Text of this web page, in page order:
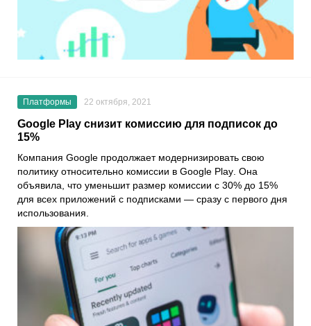
Платформы 22 октября, 2021
Google Play снизит комиссию для подписок до
15%
Компания Google продолжает модернизировать свою
политику относительно комиссии в Google Play . Она
объявила, что уменьшит размер комиссии с 30% до 15%
для всех приложений с подписками — сразу с первого дня
использования.